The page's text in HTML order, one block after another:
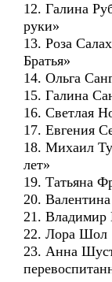
12. Галина
руки»
13. Роза
Братья»
14. Ольга
15. Галина
16. Светлая
17. Евгения
18. Михаил
лет»
19. Татьяна
20.
21. Владимир
22. Лора Шол
23. Анна